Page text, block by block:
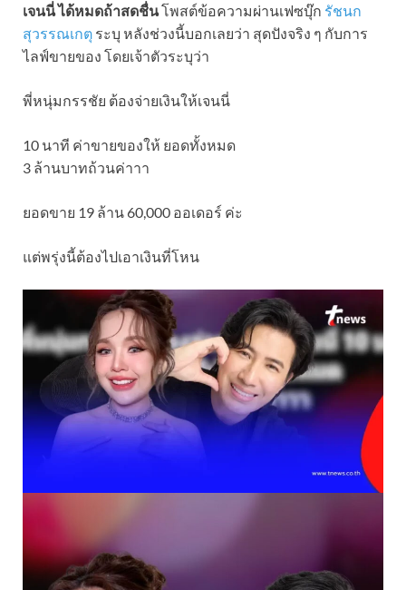
เจนนี่ ได้หมดถ้าสดชื่นโพสต์ข้อความผ่านเฟซบุ๊ก รัชนก
สุวรรณเกตุ ระบุ หลังช่วงนี้บอกเลยว่า สุดปังจริง ๆ กับการ
ไลฟ์ขายของ โดยเจ้าตัวระบุว่า
พี่หนุ่มกรรชัย ต้องจ่ายเงินให้เจนนี่
10 นาที ค่าขายของให้ ยอดทั้งหมด
3 ล้านบาทถ้วนค่าาา
ยอดขาย 19 ล้าน 60,000 ออเดอร์ ค่ะ
แต่พรุ่งนี้ต้องไปเอาเงินที่โหน